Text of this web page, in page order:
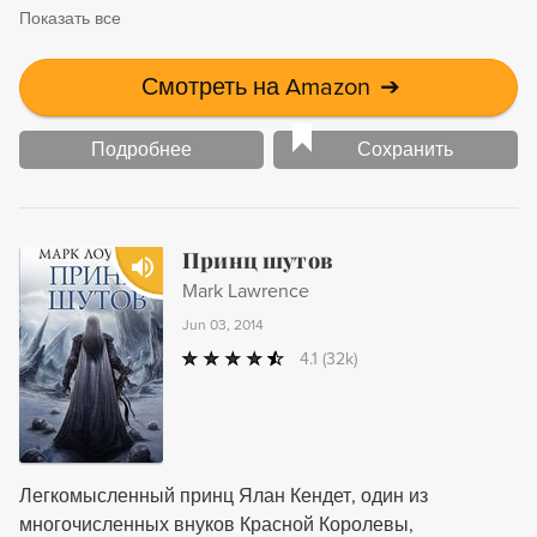
государствами, словно марионетками…
Показать все
Смотреть на Amazon ➔
Подробнее Сохранить
Принц шутов
Mark Lawrence
Jun 03, 2014
4.1 (32k)
Легкомысленный принц Ялан Кендет, один из
многочисленных внуков Красной Королевы,